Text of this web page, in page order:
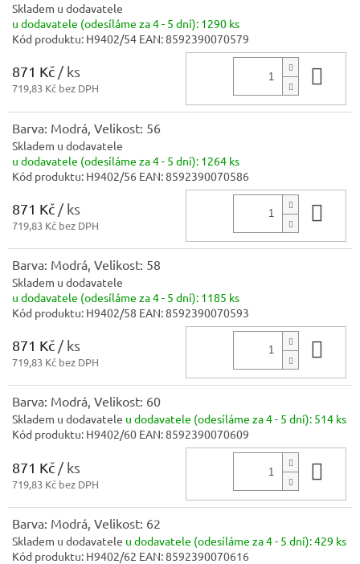
Skladem u dodavatele
u dodavatele (odesíláme za 4 - 5 dní): 1290 ks
Kód produktu: H9402/54 EAN:8592390070579
871 Kč / ks
719,83 Kč bez DPH
Barva: Modrá, Velikost: 56
Skladem u dodavatele
u dodavatele (odesíláme za 4 - 5 dní): 1264 ks
Kód produktu: H9402/56 EAN:8592390070586
871 Kč / ks
719,83 Kč bez DPH
Barva: Modrá, Velikost: 58
Skladem u dodavatele
u dodavatele (odesíláme za 4 - 5 dní): 1185 ks
Kód produktu: H9402/58 EAN:8592390070593
871 Kč / ks
719,83 Kč bez DPH
Barva: Modrá, Velikost: 60
Skladem u dodavatele u dodavatele (odesíláme za 4 - 5 dní): 514 ks
Kód produktu: H9402/60 EAN:8592390070609
871 Kč / ks
719,83 Kč bez DPH
Barva: Modrá, Velikost: 62
Skladem u dodavatele u dodavatele (odesíláme za 4 - 5 dní):429 ks
Kód produktu: H9402/62 EAN:8592390070616